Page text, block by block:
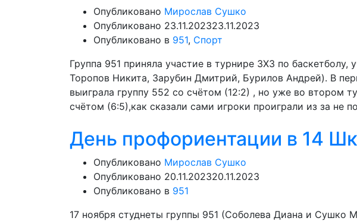
Опубликовано Мирослав Сушко
Опубликовано 23.11.202323.11.2023
Опубликовано в 951, Спорт
Группа 951 приняла участие в турнире 3Х3 по баскетболу,
Торопов Никита, Зарубин Дмитрий, Бурилов Андрей). В
выиграла группу 552 со счётом (12:2) , но уже во втором
счётом (6:5),как сказали сами игроки проиграли из за не
День профориентации в 14
Опубликовано Мирослав Сушко
Опубликовано 20.11.202320.11.2023
Опубликовано в 951
17 ноября студнеты группы 951 (Соболева Диана и Сушко